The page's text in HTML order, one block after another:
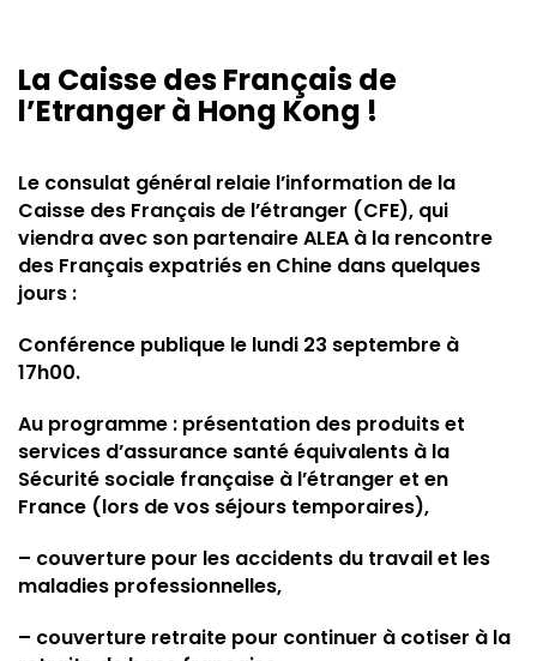
La Caisse des Français de
l’Etranger à Hong Kong !
Le consulat général relaie l’information de la
Caisse des Français de l’étranger (CFE), qui
viendra avec son partenaire ALEA à la rencontre
des Français expatriés en Chine dans quelques
jours :
Conférence publique le lundi 23 septembre à
17h00.
Au programme : présentation des produits et
services d’assurance santé équivalents à la
Sécurité sociale française à l’étranger et en
France (lors de vos séjours temporaires),
– couverture pour les accidents du travail et les
maladies professionnelles,
– couverture retraite pour continuer à cotiser à la